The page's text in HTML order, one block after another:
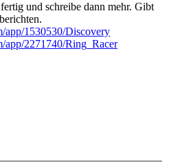
und schreibe dann mehr. Gibt
app/1530530/Discovery
app/2271740/Ring_Racer